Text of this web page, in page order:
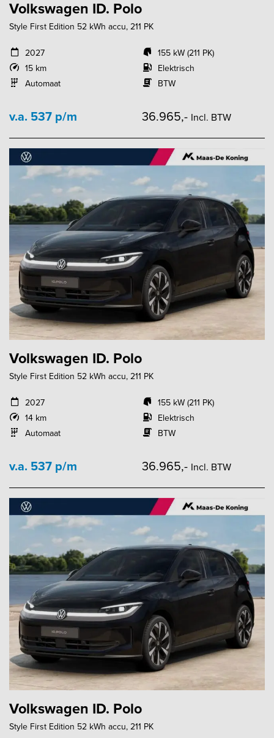
Volkswagen ID. Polo
Style First Edition 52 kWh accu, 211 PK
2027
15 km
Automaat
155 kW (211 PK)
Elektrisch
BTW
v.a. 537 p/m 36.965,- Incl. BTW
Volkswagen ID. Polo
Style First Edition 52 kWh accu, 211 PK
2027
14 km
Automaat
155 kW (211 PK)
Elektrisch
BTW
v.a. 537 p/m 36.965,- Incl. BTW
Volkswagen ID. Polo
Style First Edition 52 kWh accu, 211 PK